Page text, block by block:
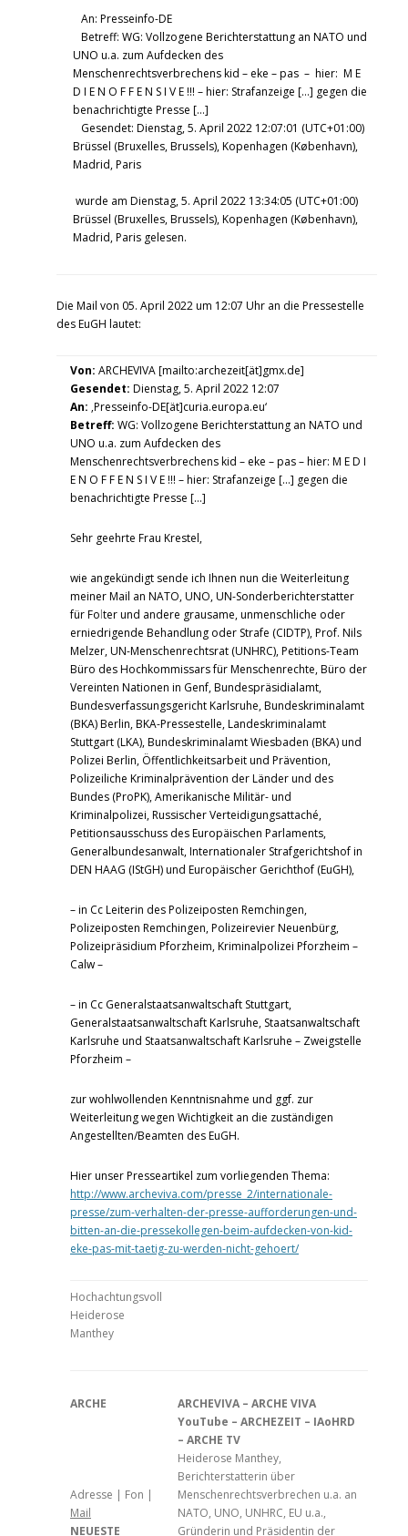
An: Presseinfo-DE
Betreff: WG: Vollzogene Berichterstattung an NATO und
UNO u.a. zum Aufdecken des
Menschenrechtsverbrechens kid – eke – pas – hier: M E
D I E N O F F E N S I V E !!! – hier: Strafanzeige […] gegen die
benachrichtigte Presse […]
Gesendet: Dienstag, 5. April 2022 12:07:01 (UTC+01:00)
Brüssel (Bruxelles, Brussels), Kopenhagen (København),
Madrid, Paris
wurde am Dienstag, 5. April 2022 13:34:05 (UTC+01:00)
Brüssel (Bruxelles, Brussels), Kopenhagen (København),
Madrid, Paris gelesen.
Die Mail von 05. April 2022 um 12:07 Uhr an die Pressestelle
des EuGH lautet:
Von: ARCHEVIVA [mailto:archezeit[ät]gmx.de]
Gesendet: Dienstag, 5. April 2022 12:07
An: ‚Presseinfo-DE[ät]curia.europa.eu‘
Betreff: WG: Vollzogene Berichterstattung an NATO und
UNO u.a. zum Aufdecken des
Menschenrechtsverbrechens kid – eke – pas – hier: M E D I
E N O F F E N S I V E !!! – hier: Strafanzeige […] gegen die
benachrichtigte Presse […]
Sehr geehrte Frau Krestel,
wie angekündigt sende ich Ihnen nun die Weiterleitung
meiner Mail an NATO, UNO, UN-Sonderberichterstatter
für Folter und andere grausame, unmenschliche oder
erniedrigende Behandlung oder Strafe (CIDTP), Prof. Nils
Melzer, UN-Menschenrechtsrat (UNHRC), Petitions-Team
Büro des Hochkommissars für Menschenrechte, Büro der
Vereinten Nationen in Genf, Bundespräsidialamt,
Bundesverfassungsgericht Karlsruhe, Bundeskriminalamt
(BKA) Berlin, BKA-Pressestelle, Landeskriminalamt
Stuttgart (LKA), Bundeskriminalamt Wiesbaden (BKA) und
Polizei Berlin, Öffentlichkeitsarbeit und Prävention,
Polizeiliche Kriminalprävention der Länder und des
Bundes (ProPK), Amerikanische Militär- und
Kriminalpolizei, Russischer Verteidigungsattaché,
Petitionsausschuss des Europäischen Parlaments,
Generalbundesanwalt, Internationaler Strafgerichtshof in
DEN HAAG (IStGH) und Europäischer Gerichthof (EuGH),
– in Cc Leiterin des Polizeiposten Remchingen,
Polizeiposten Remchingen, Polizeirevier Neuenbürg,
Polizeipräsidium Pforzheim, Kriminalpolizei Pforzheim –
Calw –
– in Cc Generalstaatsanwaltschaft Stuttgart,
Generalstaatsanwaltschaft Karlsruhe, Staatsanwaltschaft
Karlsruhe und Staatsanwaltschaft Karlsruhe – Zweigstelle
Pforzheim –
zur wohlwollenden Kenntnisnahme und ggf. zur
Weiterleitung wegen Wichtigkeit an die zuständigen
Angestellten/Beamten des EuGH.
Hier unser Presseartikel zum vorliegenden Thema:
http://www.archeviva.com/presse_2/internationale-
presse/zum-verhalten-der-presse-aufforderungen-und-
bitten-an-die-pressekollegen-beim-aufdecken-von-kid-
eke-pas-mit-taetig-zu-werden-nicht-gehoert/
Hochachtungsvoll
Heiderose
Manthey
ARCHE
Adresse | Fon |
Mail
NEUESTE
ARCHEVIVA – ARCHE VIVA
YouTube – ARCHEZEIT – IAoHRD
– ARCHE TV
Heiderose Manthey,
Berichterstatterin über
Menschenrechtsverbrechen u.a. an
NATO, UNO, UNHRC, EU u.a.,
Gründerin und Präsidentin der